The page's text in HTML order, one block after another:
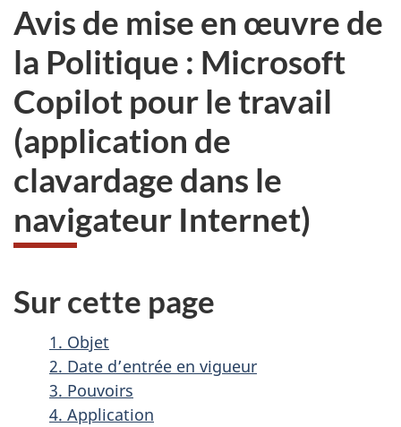
Avis de mise en œuvre de
la Politique : Microsoft
Copilot pour le travail
(application de
clavardage dans le
navigateur Internet)
Sur cette page
1. Objet
2. Date d’entrée en vigueur
3. Pouvoirs
4. Application